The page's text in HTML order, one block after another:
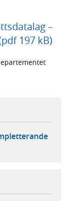
–
197 kB)